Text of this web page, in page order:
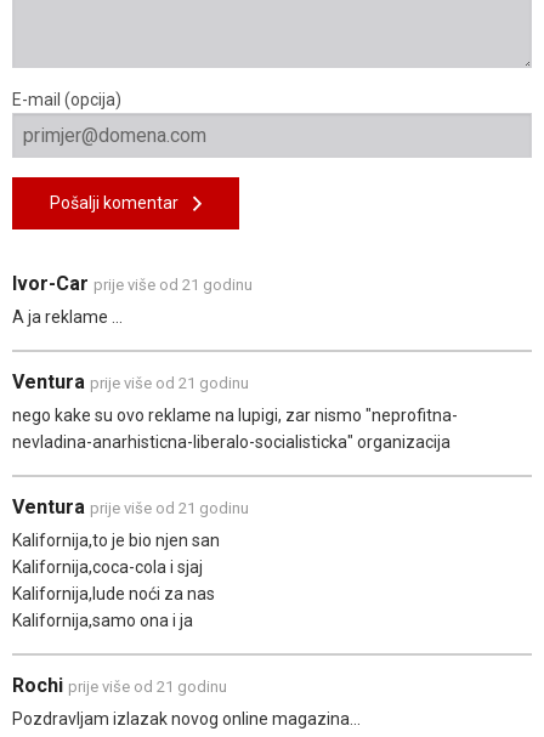
E-mail (opcija)
Pošalji komentar
Ivor-Car prije više od 21 godinu
A ja reklame ...
Ventura prije više od 21 godinu
nego kake su ovo reklame na lupigi, zar nismo "neprofitna-
nevladina-anarhisticna-liberalo-socialisticka" organizacija
Ventura prije više od 21 godinu
Kalifornija,to je bio njen san
Kalifornija,coca-cola i sjaj
Kalifornija,lude noći za nas
Kalifornija,samo ona i ja
Rochi prije više od 21 godinu
Pozdravljam izlazak novog online magazina...